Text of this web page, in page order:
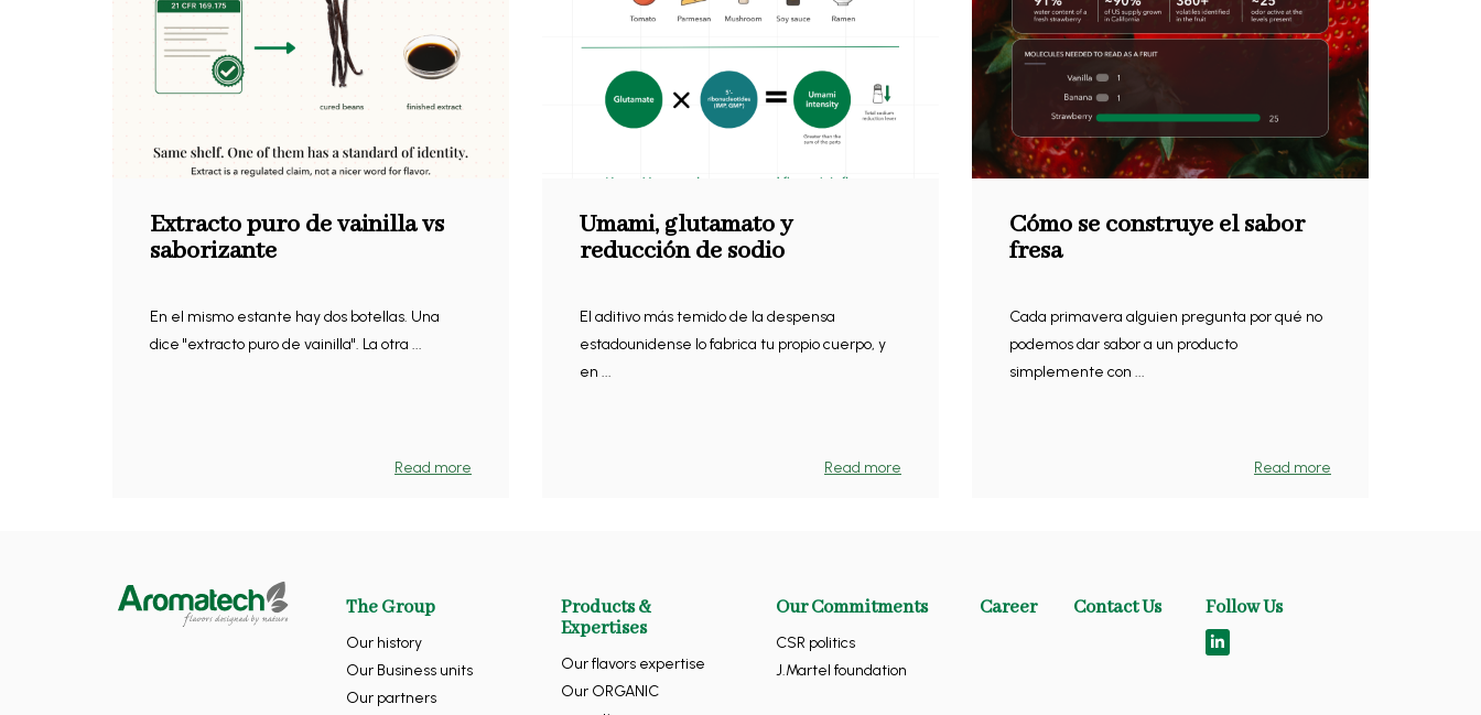
Extracto puro de vainilla vs
saborizante
En el mismo estante hay dos botellas. Una
dice "extracto puro de vainilla". La otra ...
Read more
Umami, glutamato y
reducción de sodio
El aditivo más temido de la despensa
estadounidense lo fabrica tu propio cuerpo, y
en ...
Read more
Cómo se construye el sabor
fresa
Cada primavera alguien pregunta por qué no
podemos dar sabor a un producto
simplemente con ...
Read more
The Group
Our history
Our Business units
Our partners
Products &
Expertises
Our flavors expertise
Our ORGANIC
Our Commitments
CSR politics
J.Martel foundation
Career Contact Us Follow Us